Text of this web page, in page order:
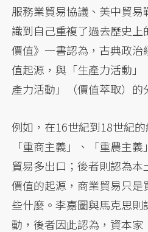
服務業貿易協議、美中貿
識到自己重複了過去歷史
價值》一書認為，古典政
值起源，與「生產力活動
產力活動」（價值萃取）的
例如，在16世紀到18世紀
「重商主義」、「重農主
貿易多出口；後者則認為
價值的起源，商業貿易只
些什麼。李嘉圖與馬克思
動，後者因此認為，資本家